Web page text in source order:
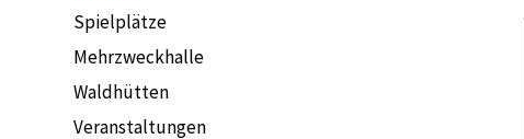
Spielplätze
Mehrzweckhalle
Waldhütten
Veranstaltungen